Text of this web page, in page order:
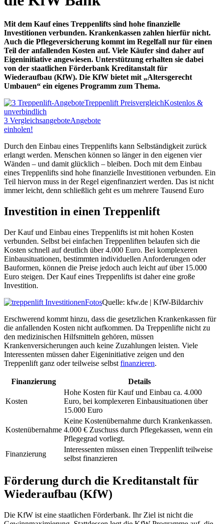
Mit dem Kauf eines Treppenlifts sind hohe finanzielle
Investitionen verbunden. Krankenkassen zahlen hierfür nicht.
Auch die Pflegeversicherung kommt im Regelfall nur für einen
Teil der anfallenden Kosten auf. Viele Käufer sind daher auf
Eigeninitiative angewiesen. Unterstützung erhalten sie dabei
von der staatlichen Förderbank Kreditanstalt für
Wiederaufbau (KfW). Die KfW bietet mit „Altersgerecht
Umbauen“ ein eigenes Programm zum Thema.
Treppenlift PreisvergleichKostenlos &
unverbindlich
3 VergleichsangeboteAngebote
einholen!
Durch den Einbau eines Treppenlifts kann Selbständigkeit zurück
erlangt werden. Menschen können so länger in den eigenen vier
Wänden – und damit glücklich – bleiben. Doch mit dem Einbau
eines Treppenlifts sind hohe finanzielle Investitionen verbunden. Ein
Teil hiervon muss in der Regel eigenfinanziert werden. Das ist nicht
immer leicht, denn schließlich geht es um mehrere Tausend Euro
Investition in einen Treppenlift
Der Kauf und Einbau eines Treppenlifts ist mit hohen Kosten
verbunden. Selbst bei einfachen Treppenliften belaufen sich die
Kosten schnell auf deutlich über 4.000 Euro. Bei komplexeren
Einbausituationen, bestimmten individuellen Anforderungen oder
Bauformen, können die Preise jedoch auch leicht auf über 15.000
Euro steigen. Der Kauf eines Treppenlifts ist daher eine große
Investition.
FotosQuelle: kfw.de | KfW-Bildarchiv
Erschwerend kommt hinzu, dass die gesetzlichen Krankenkassen für
die anfallenden Kosten nicht aufkommen. Da Treppenlifte nicht zu
den medizinischen Hilfsmitteln gehören, müssen
Krankenversicherungen auch keine Zuzahlungen leisten. Viele
Interessenten müssen daher Eigeninitiative zeigen und den
Treppenlift ganz oder teilweise selbst finanzieren.
Finanzierung Details
Kosten
Hohe Kosten für Kauf und Einbau ca. 4.000
Euro, bei komplexeren Einbausituationen über
15.000 Euro
Kostenübernahme
Keine Kostenübernahme durch Krankenkassen.
4.000 € Zuschuss durch Pflegekassen, wenn ein
Pflegegrad vorliegt.
Finanzierung
Interessenten müssen einen Treppenlift teilweise
selbst finanzieren
Förderung durch die Kreditanstalt für
Wiederaufbau (KfW)
Die KfW ist eine staatlichen Förderbank. Ihr Ziel ist nicht die